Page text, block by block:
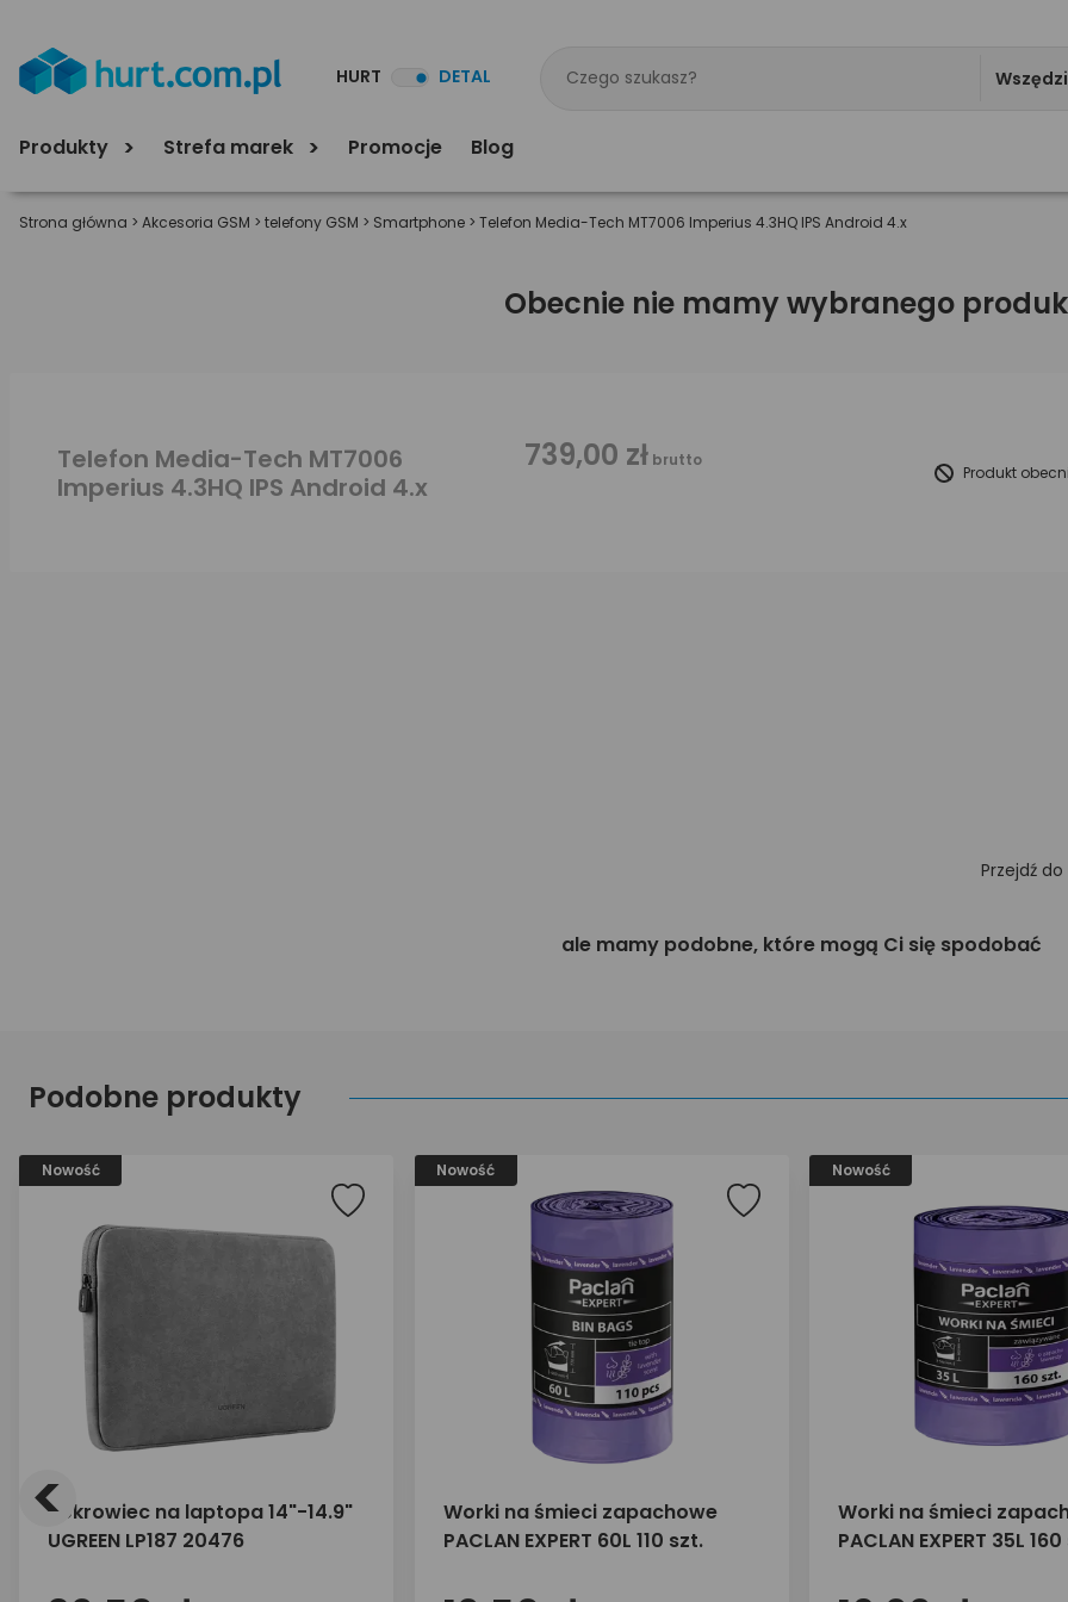
HURT DETAL
Produkty Strefa marek Promocje Blog
Strona główna > Akcesoria GSM > telefony GSM > Smartphone > Telefon Media-Tech MT7006 Imperius 4.3HQ IPS Android 4.x
Obecnie nie mamy wybranego
Telefon Media-Tech MT7006
Imperius 4.3HQ IPS Android 4.x
739,00 zł brutto
Produkt
Przejdź do
ale mamy podobne, które mogą Ci się spodobać
Podobne produkty
Nowość
Pokrowiec na laptopa 14"-14.9"
UGREEN LP187 20476
Nowość
Worki na śmieci zapachowe
PACLAN EXPERT 60L 110 szt.
Nowość
Worki na śmieci
PACLAN EXPERT 35L
<